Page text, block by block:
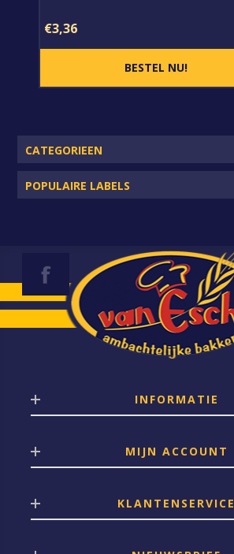
€3,36
CATEGORIEEN
POPULAIRE LABELS
INFORMATIE
MIJN ACCOUNT
KLANTENSERVICE